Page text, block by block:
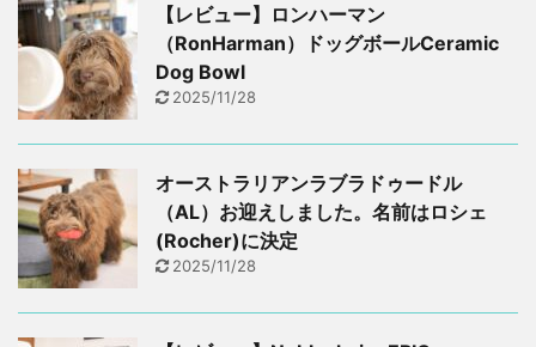
【レビュー】ロンハーマン
（RonHarman）ドッグボールCeramic
Dog Bowl
2025/11/28
オーストラリアンラブラドゥードル
（AL）お迎えしました。名前はロシェ
(Rocher)に決定
2025/11/28